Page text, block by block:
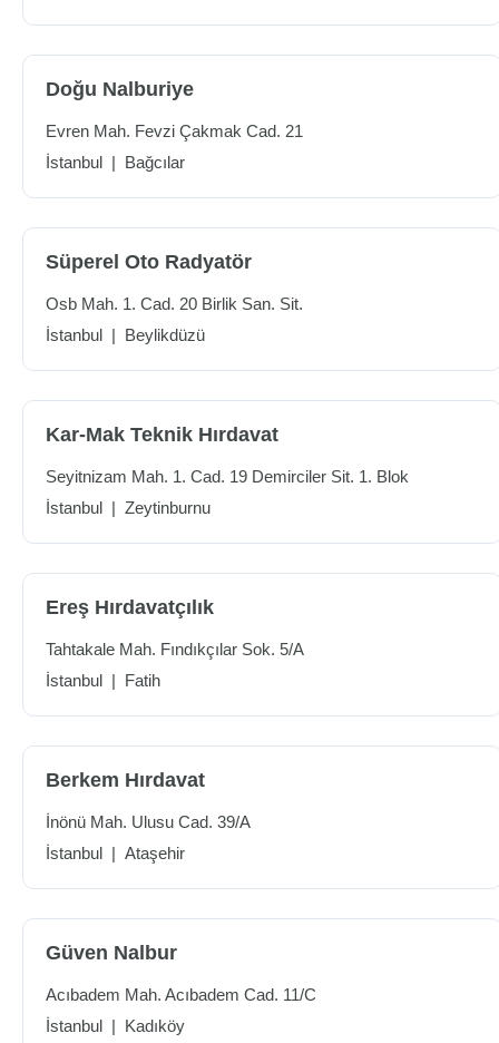
Doğu Nalburiye
Evren Mah. Fevzi Çakmak Cad. 21
İstanbul | Bağcılar
Süperel Oto Radyatör
Osb Mah. 1. Cad. 20 Birlik San. Sit.
İstanbul | Beylikdüzü
Kar-Mak Teknik Hırdavat
Seyitnizam Mah. 1. Cad. 19 Demirciler Sit. 1. Blok
İstanbul | Zeytinburnu
Ereş Hırdavatçılık
Tahtakale Mah. Fındıkçılar Sok. 5/A
İstanbul | Fatih
Berkem Hırdavat
İnönü Mah. Ulusu Cad. 39/A
İstanbul | Ataşehir
Güven Nalbur
Acıbadem Mah. Acıbadem Cad. 11/C
İstanbul | Kadıköy